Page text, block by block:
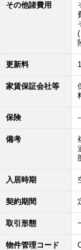
その他諸費用
更新料
家賃保証会社等
保険
備考
入居時期
契約期間
取引形態
物件管理コード